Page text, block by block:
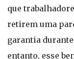
que
retirem uma
garantia
entanto, esse